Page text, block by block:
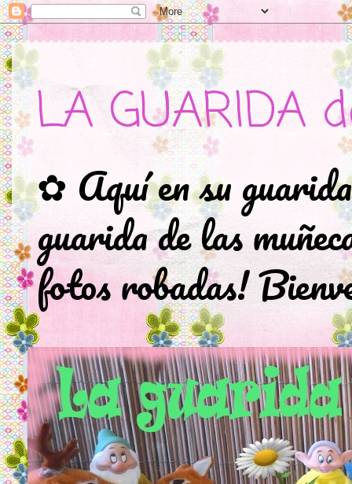
LA GUARIDA
✿ Aquí en su
guarida de las
fotos robadas!